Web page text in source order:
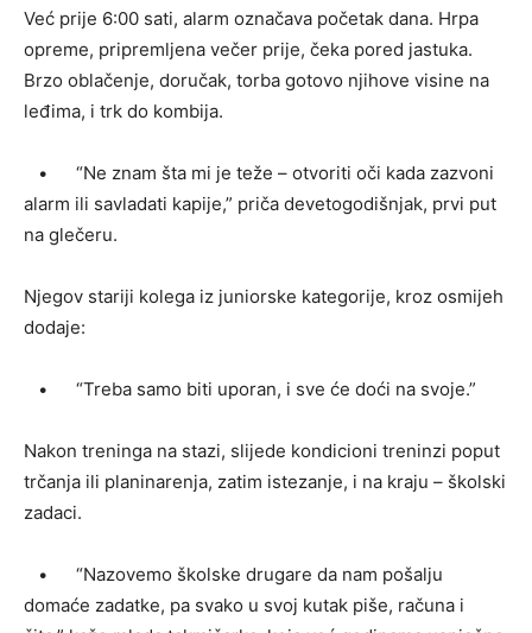
Već prije 6:00 sati, alarm označava početak dana. Hrpa
opreme, pripremljena večer prije, čeka pored jastuka.
Brzo oblačenje, doručak, torba gotovo njihove visine na
leđima, i trk do kombija.
• “Ne znam šta mi je teže – otvoriti oči kada zazvoni
alarm ili savladati kapije,” priča devetogodišnjak, prvi put
na glečeru.
Njegov stariji kolega iz juniorske kategorije, kroz osmijeh
dodaje:
• “Treba samo biti uporan, i sve će doći na svoje.”
Nakon treninga na stazi, slijede kondicioni treninzi poput
trčanja ili planinarenja, zatim istezanje, i na kraju – školski
zadaci.
• “Nazovemo školske drugare da nam pošalju
domaće zadatke, pa svako u svoj kutak piše, računa i